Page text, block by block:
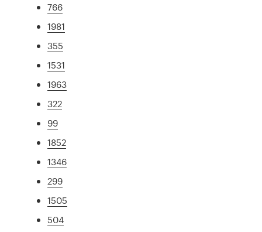
766
1981
355
1531
1963
322
99
1852
1346
299
1505
504